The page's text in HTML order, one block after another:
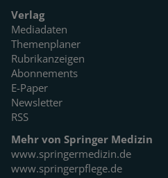
Verlag
Mediadaten
Themenplaner
Rubrikanzeigen
Abonnements
E-Paper
Newsletter
RSS
Mehr von Springer Medizin
www.springermedizin.de
www.springerpflege.de